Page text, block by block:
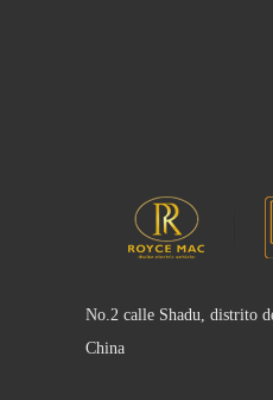
No.2 calle Shadu, distrito
China